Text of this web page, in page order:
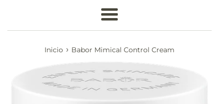
Más
Inicio › Babor Mimical Control Cream